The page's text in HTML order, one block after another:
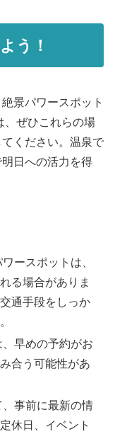
う！
景パワースポット
、ぜひこれらの場
ください。温泉で
日への活力を得
ースポットは、
る場合がありま
通手段をしっか
早めの予約がお
合う可能性があ
事前に最新の情
休日、イベント